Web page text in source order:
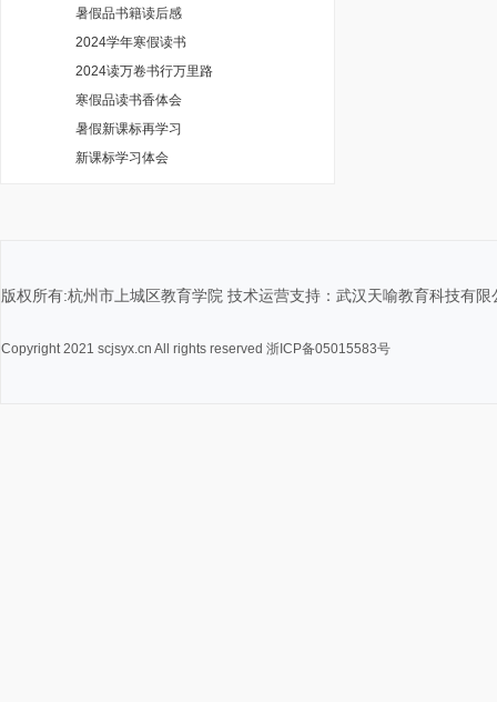
暑假品书籍读后感
2024学年寒假读书
2024读万卷书行万里路
寒假品读书香体会
暑假新课标再学习
新课标学习体会
版权所有:杭州市上城区教育学院 技术运营支持：武汉天喻教育科技有限
Copyright 2021 scjsyx.cn All rights reserved 浙ICP备05015583号